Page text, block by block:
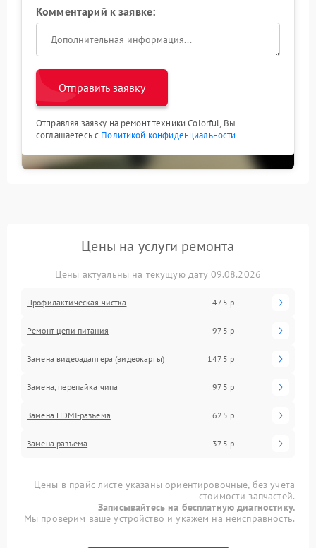
Комментарий к заявке:
Отправить заявку
Отправляя заявку на ремонт техники Colorful, Вы
соглашаетесь с Политикой конфиденциальности
Цены на услуги ремонта
Цены актуальны на текущую дату 09.08.2026
Профилактическая чистка 475 р
Ремонт цепи питания 975 р
Замена видеоадаптера (видеокарты) 1475 р
Замена, перепайка чипа 975 р
Замена HDMI-разъема 625 р
Замена разъема 375 р
Цены в прайс-листе указаны ориентировочные, без учета
стоимости запчастей.
Записывайтесь на бесплатную диагностику.
Мы проверим ваше устройство и укажем на неисправность.